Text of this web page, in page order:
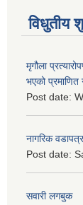
विधुतीय
मृगौला
भएको प्रमाणित
Post date:
नागरिक वडापत्र
Post date:
सवारी लगबुक